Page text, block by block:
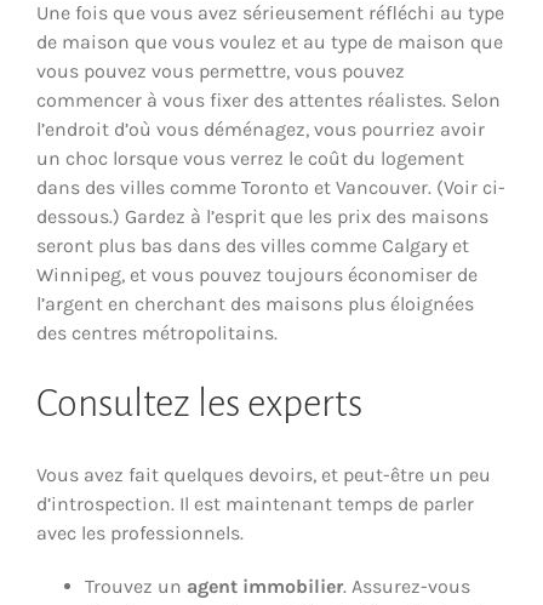
Une fois que vous avez sérieusement réfléchi au type
de maison que vous voulez et au type de maison que
vous pouvez vous permettre, vous pouvez
commencer à vous fixer des attentes réalistes. Selon
l’endroit d’où vous déménagez, vous pourriez avoir
un choc lorsque vous verrez le coût du logement
dans des villes comme Toronto et Vancouver. (Voir ci-
dessous.) Gardez à l’esprit que les prix des maisons
seront plus bas dans des villes comme Calgary et
Winnipeg, et vous pouvez toujours économiser de
l’argent en cherchant des maisons plus éloignées
des centres métropolitains.
Consultez les experts
Vous avez fait quelques devoirs, et peut-être un peu
d’introspection. Il est maintenant temps de parler
avec les professionnels.
Trouvez un agent immobilier. Assurez-vous